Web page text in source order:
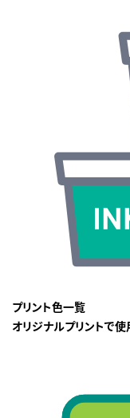
プリント色一覧
オリジナルプリントで